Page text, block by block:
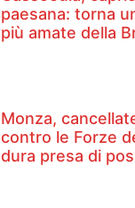
paesana: torna
più amate della
Monza,
contro le Forze
dura presa di